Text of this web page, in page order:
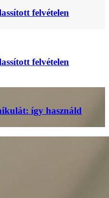
felvételen
felvételen
így használd